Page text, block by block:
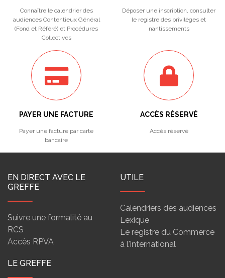
Connaître le calendrier des
audiences Contentieux Général
(Fond et Référé) et Procédures
Collectives
Déposer une inscription, consulter
le registre des privilèges et
nantissements
PAYER UNE FACTURE
Payer une facture par carte
bancaire
ACCÈS RÉSERVÉ
Accès réservé
EN DIRECT AVEC LE
GREFFE
Suivre une formalité au
RCS
Accès RPVA
UTILE
Calendriers des audiences
Lexique
Le registre du Commerce
à l'international
LE GREFFE